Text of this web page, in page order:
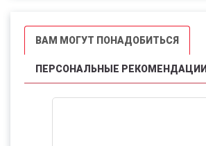
ВАМ МОГУТ ПОНАДОБИТЬСЯ
ПЕРСОНАЛЬНЫЕ РЕКОМЕНДАЦИИ